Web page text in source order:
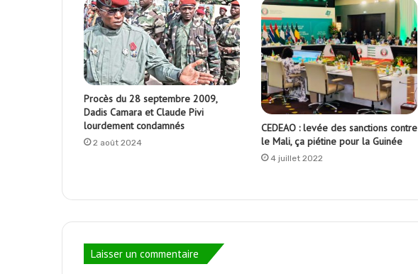
Procès du 28 septembre 2009,
Dadis Camara et Claude Pivi
lourdement condamnés
2 août 2024
CEDEAO : levée des sanctions contre
le Mali, ça piétine pour la Guinée
4 juillet 2022
Laisser un commentaire